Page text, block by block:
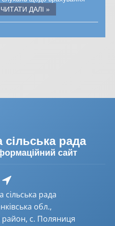
ЧИТАТИ ДАЛІ »
рада
сайт
рада
обл.,
район, с. Поляниця